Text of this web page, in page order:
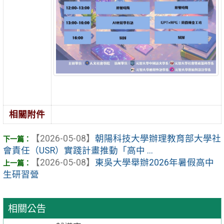
相關公告
相關附件
【2026-05-08】 朝陽科技大學辦理教育部大學社
會責任（USR）實踐計畫推動「高中 ...
【2026-05-08】 東吳大學舉辦2026年暑假高中
生研習營